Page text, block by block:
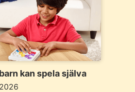
kan spela själva